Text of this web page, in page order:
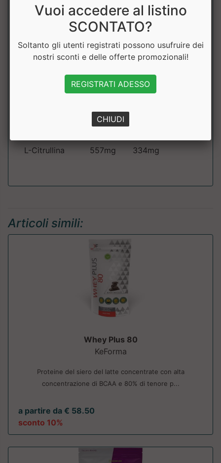
siero
cconcentrato
proteine del
latte
40g 24g
3333mg 2000mg
557mg
L-Citrullina 557mg 334mg
Articoli simili:
Whey Plus 80
KeForma
Proteine del siero del latte concentrate con alta
concentrazione di BCAA e 80% di tenore p...
a partire da € 58.50
sconto 10%
Vuoi accedere al listino
SCONTATO?
Soltanto gli utenti registrati possono usufruire dei
nostri sconti e delle offerte promozionali!
REGISTRATI ADESSO
CHIUDI